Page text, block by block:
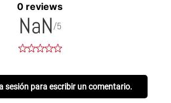
0 reviews
NaN/5
sesión para escribir un comentario.